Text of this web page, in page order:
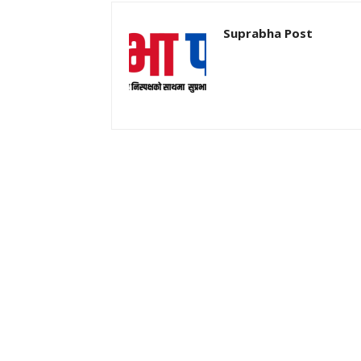
Suprabha Post